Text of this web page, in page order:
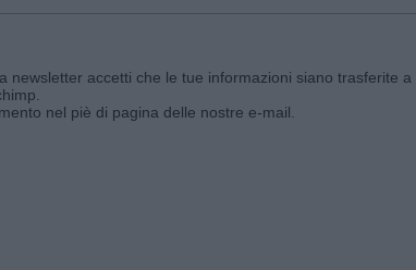
newsletter accetti che le tue informazioni siano trasferite a
nel piè di pagina delle nostre e-mail.